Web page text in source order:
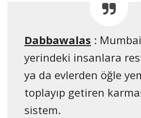
Dabbawalas :
yerindeki insanlara
ya da evlerden öğle
toplayıp getiren
sistem.